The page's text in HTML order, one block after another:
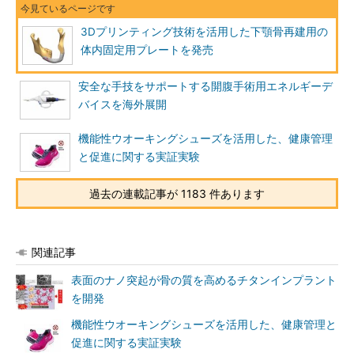
3Dプリンティング技術を活用した下顎骨再建用の
体内固定用プレートを発売
安全な手技をサポートする開腹手術用エネルギーデ
バイスを海外展開
機能性ウオーキングシューズを活用した、健康管理
と促進に関する実証実験
過去の連載記事が 1183 件あります
関連記事
表面のナノ突起が骨の質を高めるチタンインプラント
を開発
機能性ウオーキングシューズを活用した、健康管理と
促進に関する実証実験